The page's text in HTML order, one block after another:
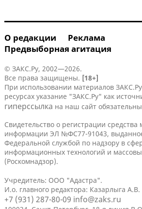
О редакции
Реклама
Предвыборная агитация
© ЗАКС.Ру, 2002—2026.
Все права защищены. [18+]
При использовании материалов
ресурсах указание "ЗАКС.Ру" как
гиперссылка на наш сайт
Свидетельство о регистрации средства
информации ЭЛ №ФС77-91043,
Федеральной службой по надзору в
информационных технологий и
(Роскомнадзор).
Учредитель: ООО "Адастра".
И.о. главного редактора: Казарлыга А.В.
+7 (931) 287-80-09 info@zaks.ru